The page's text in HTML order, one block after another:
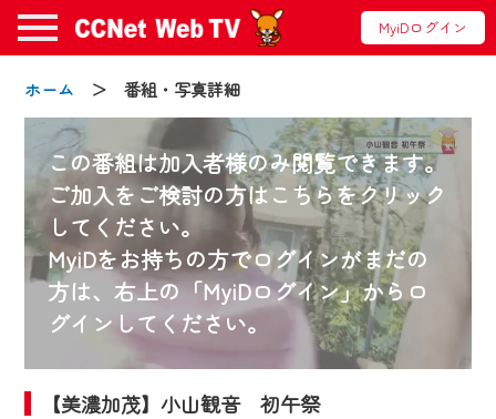
MyiDログイン
ホーム ＞ 番組・写真詳細
この番組は加入者様のみ閲覧できます。
ご加入をご検討の方はこちらをクリック
してください。
MyiDをお持ちの方でログインがまだの
方は、右上の「MyiDログイン」からロ
グインしてください。
【美濃加茂】小山観音 初午祭
お知らせ
2024/09/02
動画配信サービス『CCNet Web TV』は2024
年9月24日からリニューアルします！